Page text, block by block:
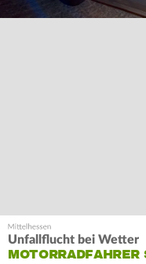
Unfallflucht bei Wetter